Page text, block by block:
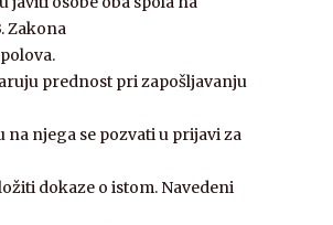
Zakona
prednost pri zapošljavanju
na njega se pozvati u prijavi za
dokaze o istom. Navedeni